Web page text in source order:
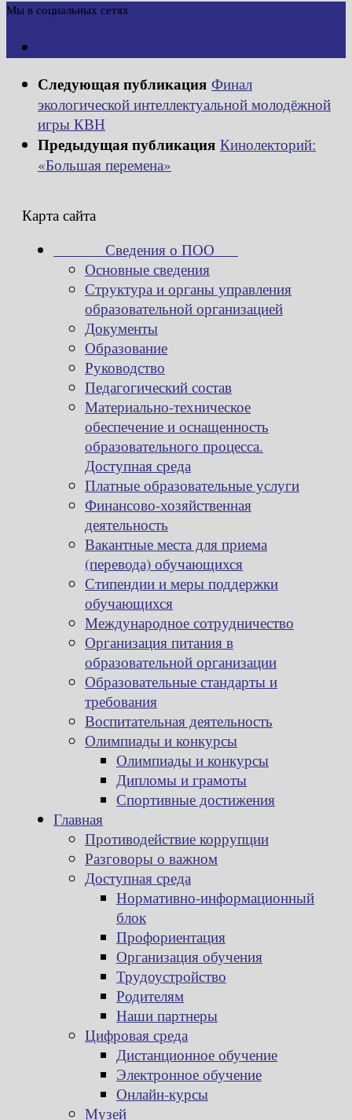
Мы в социальных сетях
Следующая публикация Финал
экологической интеллектуальной молодёжной
игры КВН
Предыдущая публикация Кинолекторий:
«Большая перемена»
Карта сайта
Сведения о ПОО
Основные сведения
Структура и органы управления
образовательной организацией
Документы
Образование
Руководство
Педагогический состав
Материально-техническое
обеспечение и оснащенность
образовательного процесса.
Доступная среда
Платные образовательные услуги
Финансово-хозяйственная
деятельность
Вакантные места для приема
(перевода) обучающихся
Стипендии и меры поддержки
обучающихся
Международное сотрудничество
Организация питания в
образовательной организации
Образовательные стандарты и
требования
Воспитательная деятельность
Олимпиады и конкурсы
Олимпиады и конкурсы
Дипломы и грамоты
Спортивные достижения
Главная
Противодействие коррупции
Разговоры о важном
Доступная среда
Нормативно-информационный
блок
Профориентация
Организация обучения
Трудоустройство
Родителям
Наши партнеры
Цифровая среда
Дистанционное обучение
Электронное обучение
Онлайн-курсы
Музей